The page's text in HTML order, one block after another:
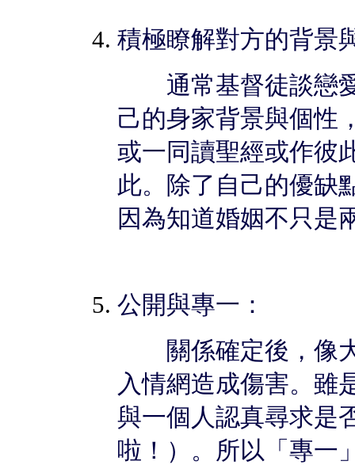
積極瞭解對方的背景
通常基督徒談戀愛
己的身家背景與個性
或一同讀聖經或作彼
此。除了自己的優缺
因為知道婚姻不只是
公開與專一：
關係確定後，像大
入情網造成傷害。雖
與一個人認真尋求是
啦！）。所以「專一